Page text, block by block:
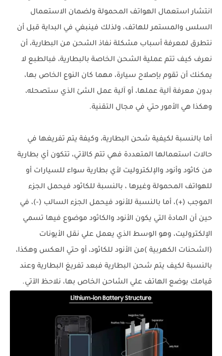
انتشار استعمال الهواتف المحمولة ولضمان الاستعمال
السلس والمستمر للهاتف، ولذلك فينبغي في البداية قبل أن
نتطرق لمعرفة أسباب مشكلة نفاذ الشحن من البطارية، أن
نعرف كيف تتم عملية الشحن الخاصة بالبطارية، فبالطبع لا
يمكنك أن تقوم بإصلاح سيارة، مهما كان النوع الخاص بها،
بدون معرفة آلية عملها، أو آلية عمل الشئ الذي ستصحله،
وهكذا هي الأمور حتي في مجال التقنية.
أما بالنسبة لكيفية شحن البطارية، وكيفة يتم تفريغها في
حالات استعمالها المتعددة فهي تتم كالآتي، تتكون أي بطارية
من كاثود وأنود والإلكتروليت لأي بطارية سواء للسيارات أو
للهواتف المحمولة وغيرها ، بالنسبة للكاثود فيحمل الجزء
الموجب (+)، أما بالنسبة للأنود فيحمل الجزء السالب (-)، في
حين أن المادة التي يكون الأنود والكاثود موضوع فيها تسمي
الإلكتروليت، وهو الوسط الذي يعمل علي نقل الأيونات
(الشحنات الكهربية )من الأنود للكاثود، أو حتي العكس وهكذا،
بالنسبة لكيف يتم شحن البطارية فبعد تفريغ البطارية وعند
قيامك بوضع الهاتف علي الشاحن الخاص بها، نلاحظ الآتي.